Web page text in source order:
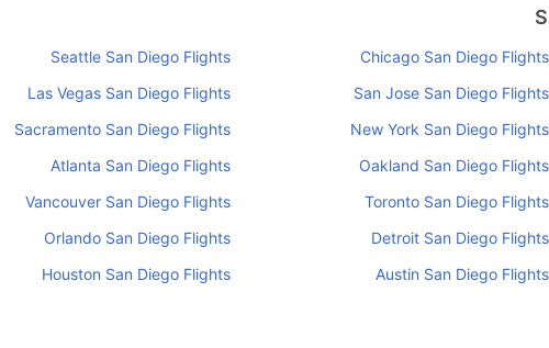
Chicago San Diego Flights
Seattle San Diego Flights
San Jose San Diego Flights
Las Vegas San Diego Flights
New York San Diego Flights
Sacramento San Diego Flights
Oakland San Diego Flights
Atlanta San Diego Flights
Toronto San Diego Flights
Vancouver San Diego Flights
Detroit San Diego Flights
Orlando San Diego Flights
Austin San Diego Flights
Houston San Diego Flights